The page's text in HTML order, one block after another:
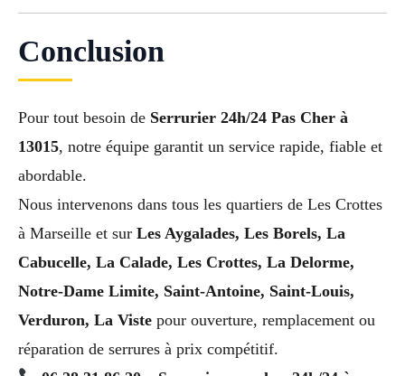
Conclusion
Pour tout besoin de Serrurier 24h/24 Pas Cher à
13015, notre équipe garantit un service rapide, fiable et
abordable.
Nous intervenons dans tous les quartiers de Les Crottes
à Marseille et sur Les Aygalades, Les Borels, La
Cabucelle, La Calade, Les Crottes, La Delorme,
Notre-Dame Limite, Saint-Antoine, Saint-Louis,
Verduron, La Viste pour ouverture, remplacement ou
réparation de serrures à prix compétitif.